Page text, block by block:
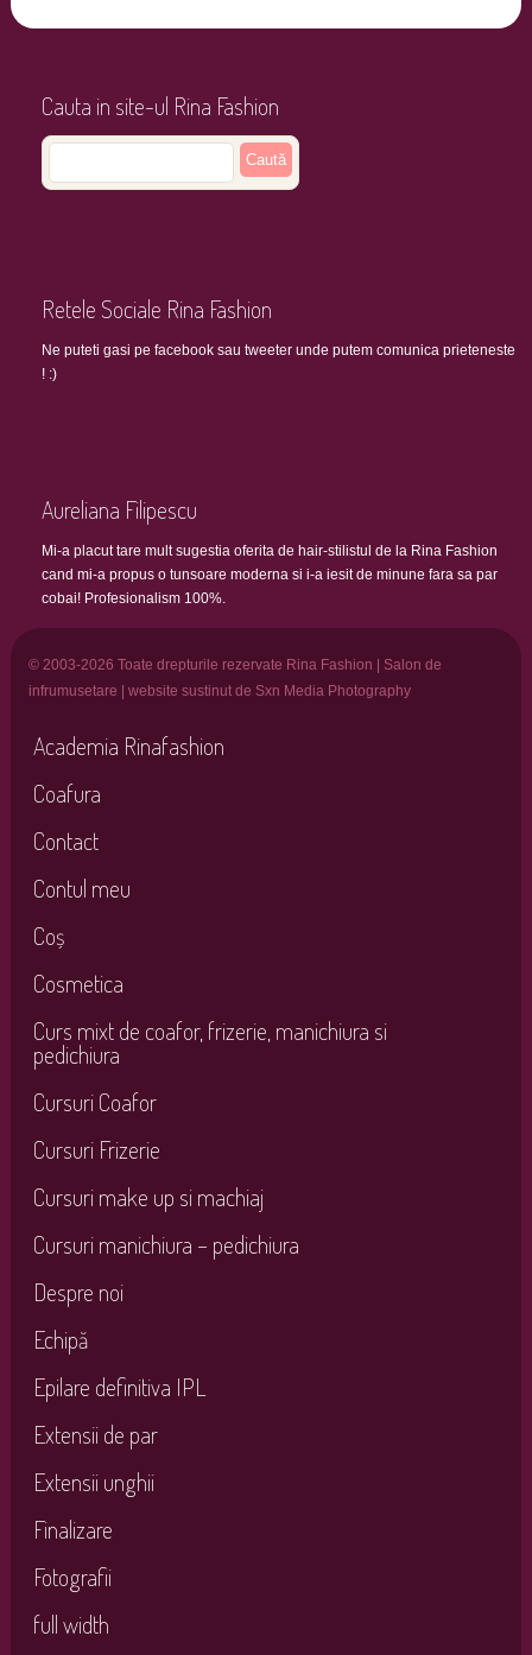
Cauta in site-ul Rina Fashion
Retele Sociale Rina Fashion
Ne puteti gasi pe facebook sau tweeter unde putem comunica prieteneste
! :)
Aureliana Filipescu
Mi-a placut tare mult sugestia oferita de hair-stilistul de la Rina Fashion
cand mi-a propus o tunsoare moderna si i-a iesit de minune fara sa par
cobai! Profesionalism 100%.
© 2003-2026 Toate drepturile rezervate Rina Fashion | Salon de
infrumusetare | website sustinut de Sxn Media Photography
Academia Rinafashion
Coafura
Contact
Contul meu
Coș
Cosmetica
Curs mixt de coafor, frizerie, manichiura si
pedichiura
Cursuri Coafor
Cursuri Frizerie
Cursuri make up si machiaj
Cursuri manichiura – pedichiura
Despre noi
Echipă
Epilare definitiva IPL
Extensii de par
Extensii unghii
Finalizare
Fotografii
full width